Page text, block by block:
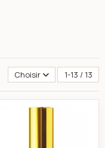
Choisir 1-13 / 13
et corps 100ml-
Huile sublime